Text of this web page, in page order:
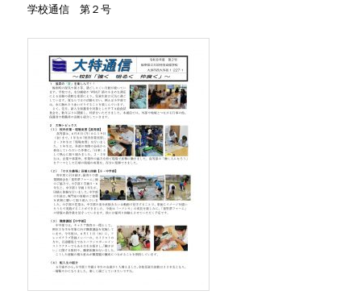
学校通信 第２号